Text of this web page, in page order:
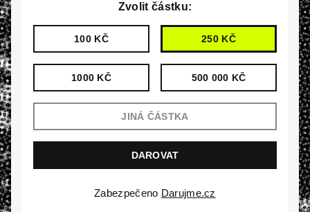
Zvolit částku:
100 KČ 250 KČ
1000 KČ 500 000 KČ
Zabezpečeno Darujme.cz